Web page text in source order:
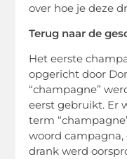
over hoe je deze
Terug naar de
Het eerste
opgericht door
“champagne”
eerst gebruikt. Er
term
woord campagna,
drank werd